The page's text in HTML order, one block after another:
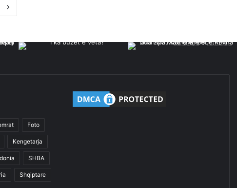
Foto
Kengetarja
SHBA
Shqiptare